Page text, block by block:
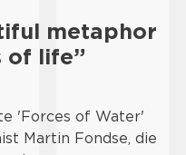
metaphor
of life”
'Forces of Water'
Martin Fondse, die